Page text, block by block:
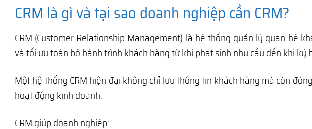
CRM là gì và tại sao doanh nghiệp cần CRM?
CRM (Customer Relationship Management) là hệ thống quản lý quan hệ
và tối ưu toàn bộ hành trình khách hàng từ khi phát sinh nhu cầu đến khi ký
Một hệ thống CRM hiện đại không chỉ lưu thông tin khách hàng mà còn
hoạt động kinh doanh.
CRM giúp doanh nghiệp: